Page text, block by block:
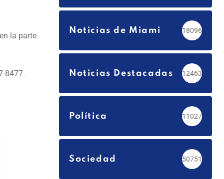
la parte
8477.
Noticias de Miami 18096
Noticias Destacadas 12463
Política 11027
Sociedad 50751